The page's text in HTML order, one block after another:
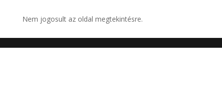
Nem jogosult az oldal megtekintésre.